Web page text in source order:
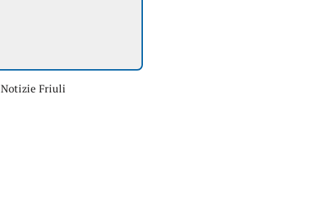
Notizie Friuli